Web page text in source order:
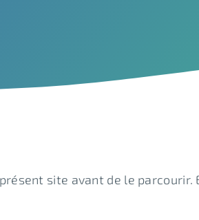
site avant de le parcourir.